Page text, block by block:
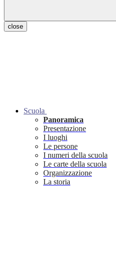
close
Scuola
Panoramica
Presentazione
I luoghi
Le persone
I numeri della scuola
Le carte della scuola
Organizzazione
La storia